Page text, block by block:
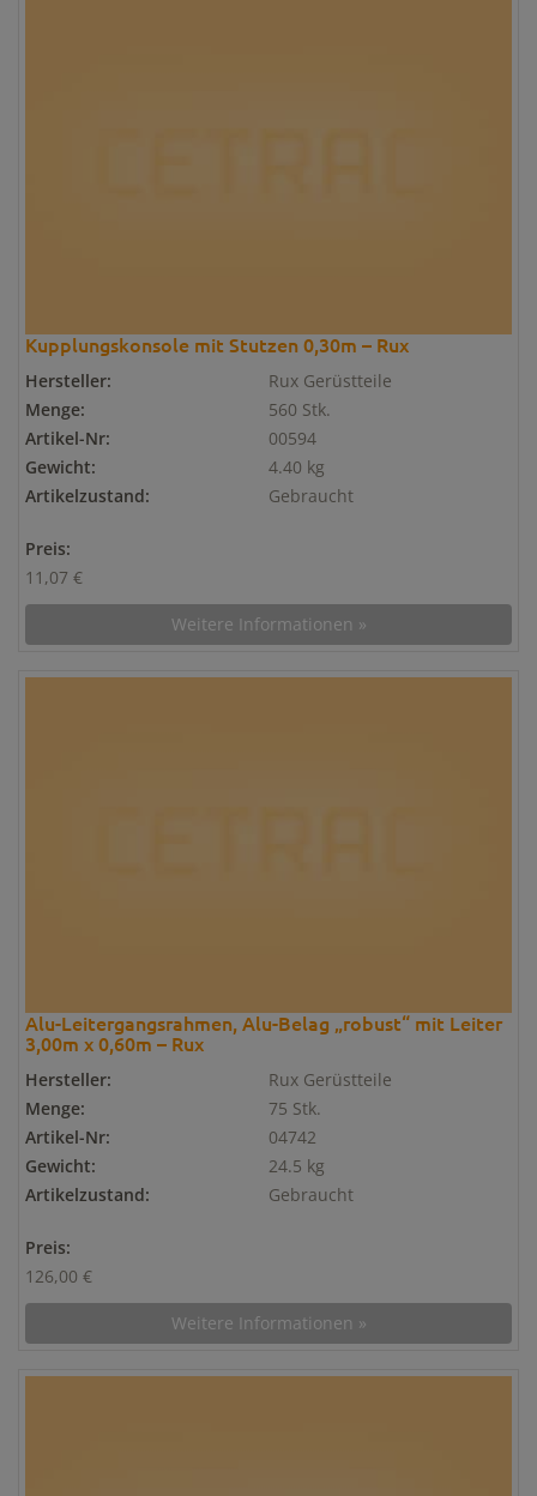
Kupplungskonsole mit Stutzen 0,30m – Rux
Hersteller:
Rux Gerüstteile
Menge:
560 Stk.
Artikel-Nr:
00594
Gewicht:
4.40 kg
Artikelzustand:
Gebraucht
Preis:
11,07 €
Weitere Informationen »
Alu-Leitergangsrahmen, Alu-Belag „robust“ mit Leiter
3,00m x 0,60m – Rux
Hersteller:
Rux Gerüstteile
Menge:
75 Stk.
Artikel-Nr:
04742
Gewicht:
24.5 kg
Artikelzustand:
Gebraucht
Preis:
126,00 €
Weitere Informationen »